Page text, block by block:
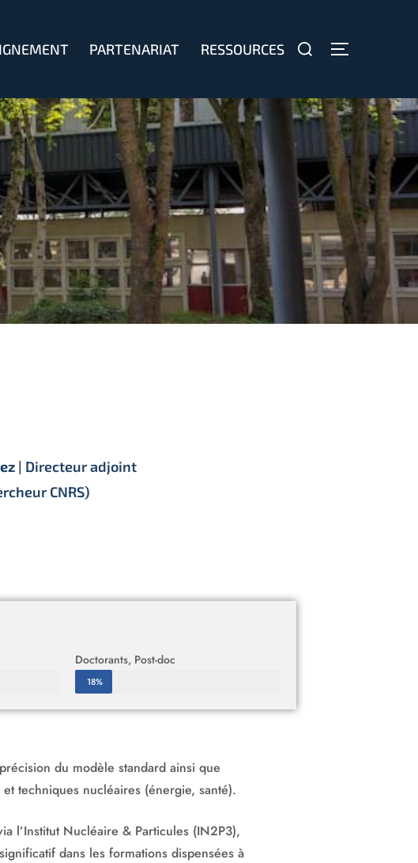
PARTENARIAT RESSOURCES
| Directeur adjoint
CNRS)
Doctorants, Post-doc
18%
du modèle standard ainsi que
techniques nucléaires (énergie, santé).
l’Institut Nucléaire & Particules (IN2P3),
dans les formations dispensées à